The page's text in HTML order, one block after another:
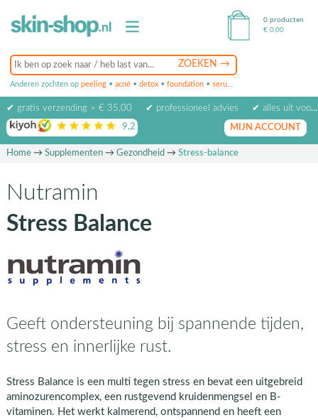
Anderen zochten op peeling • acné • detox • foundation • serum
0 producten
€ 0,00
✔ gratis verzending > € 35,00 ✔ professioneel advies
✔ alles uit voorraad leverbaar
9,2 op basis van beoordelingen
MIJN ACCOUNT
Home→ Supplementen→ Gezondheid → Stress-balance
Nutramin
Stress Balance
Geeft ondersteuning bij spannende tijden,
stress en innerlijke rust.
Stress Balance is een multi tegen stress en bevat een uitgebreid
aminozurencomplex, een rustgevend kruidenmengsel en B-
vitaminen. Het werkt kalmerend, ontspannend en heeft een